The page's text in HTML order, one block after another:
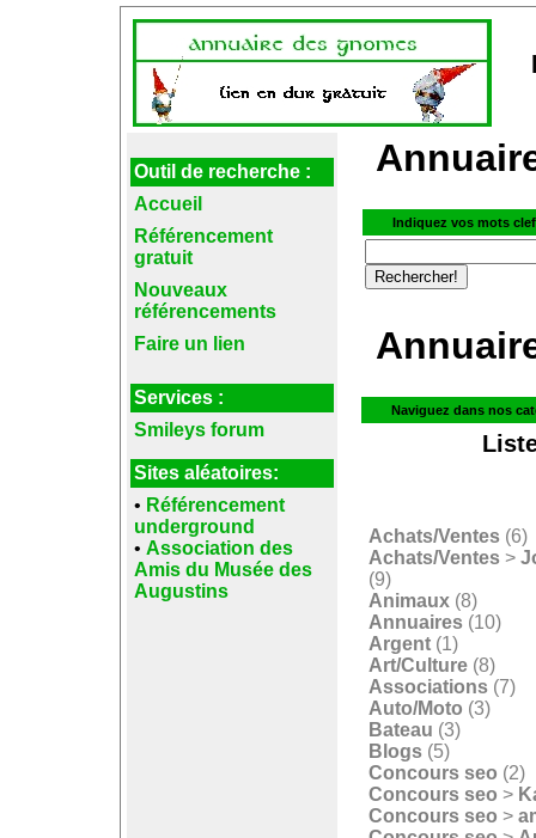
Outil de recherche :
Accueil
Référencement
gratuit
Nouveaux
référencements
Faire un lien
Services :
Smileys forum
Sites aléatoires:
• Référencement
underground
• Association des
Amis du Musée des
Augustins
Indiquez vos mots
Naviguez dans nos
Achats/Ventes (6)
Achats/Ventes >
(9)
Animaux (8)
Annuaires (10)
Argent (1)
Art/Culture (8)
Associations (7)
Auto/Moto (3)
Bateau (3)
Blogs (5)
Concours seo (2)
Concours seo >
Concours seo >